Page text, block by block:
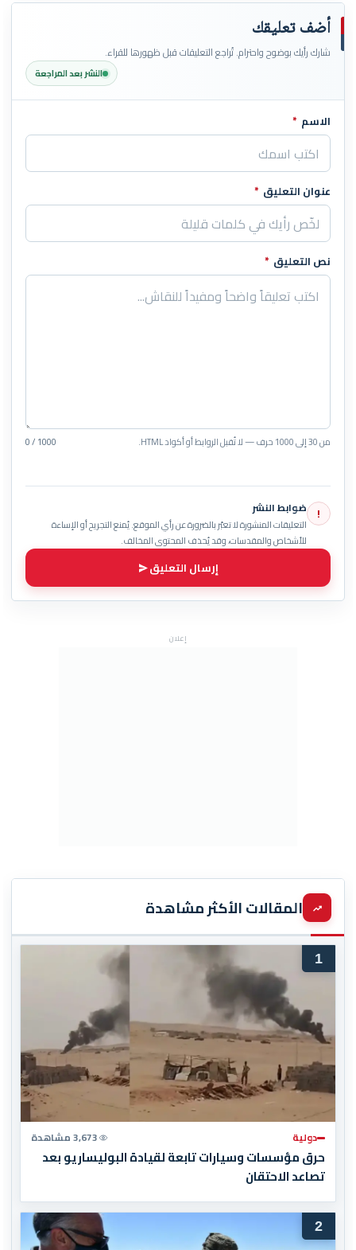
أضف تعليقك
شارك رأيك بوضوح واحترام. تُراجع التعليقات قبل ظهورها للقراء.
النشر بعد المراجعة
اترك هذا الحقل فارغاً
الاسم *
عنوان التعليق *
نص التعليق *
من 30 إلى 1000 حرف — لا تُقبل الروابط أو أكواد HTML. 0 / 1000
! ضوابط النشر
التعليقات المنشورة لا تعبّر بالضرورة عن رأي الموقع. يُمنع التجريح أو الإساءة
للأشخاص والمقدسات، وقد يُحذف المحتوى المخالف.
إرسال التعليق
إعلان
المقالات الأكثر مشاهدة
1
دولية 3,673 مشاهدة
حرق مؤسسات وسيارات تابعة لقيادة البوليساريو بعد
تصاعد الاحتقان
2